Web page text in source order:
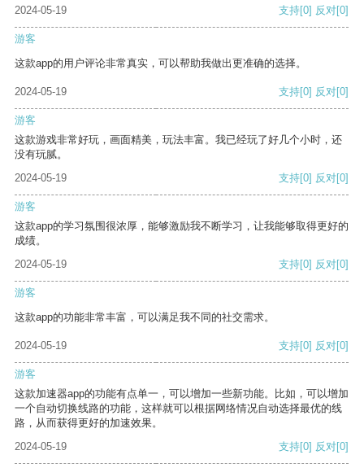
2024-05-19
支持[0] 反对[0]
游客
这款app的用户评论非常真实，可以帮助我做出更准确的选择。
2024-05-19 支持[0] 反对[0]
游客
这款游戏非常好玩，画面精美，玩法丰富。我已经玩了好几个小时，还
没有玩腻。
2024-05-19
支持[0] 反对[0]
游客
这款app的学习氛围很浓厚，能够激励我不断学习，让我能够取得更好的
成绩。
2024-05-19
支持[0] 反对[0]
游客
这款app的功能非常丰富，可以满足我不同的社交需求。
2024-05-19 支持[0] 反对[0]
游客
这款加速器app的功能有点单一，可以增加一些新功能。比如，可以增加
一个自动切换线路的功能，这样就可以根据网络情况自动选择最优的线
路，从而获得更好的加速效果。
2024-05-19
支持[0] 反对[0]